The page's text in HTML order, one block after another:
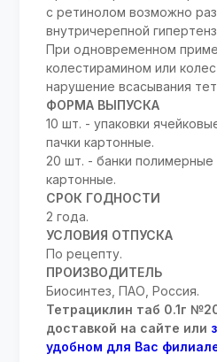
с ретинолом возможно
внутричерепной
При одновременном
колестирамином или
нарушение всасывания
ФОРМА ВЫПУСКА
10 шт. - упаковки
пачки картонные.
20 шт. - банки полимерные
картонные.
СРОК ГОДНОСТИ
2 года.
УСЛОВИЯ ОТПУСКА
По рецепту.
ПРОИЗВОДИТЕЛЬ
Биосинтез, ПАО, Россия.
Тетрациклин таб 0.1г
доставкой на сайте или
удобном для Вас